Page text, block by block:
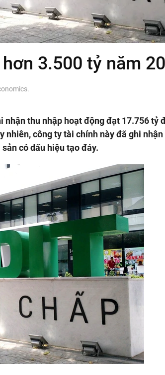
3.500 tỷ năm
.
nhận thu nhập hoạt động đạt 17.756 tỷ
nhiên, công ty tài chính này đã ghi
có dấu hiệu tạo đáy.